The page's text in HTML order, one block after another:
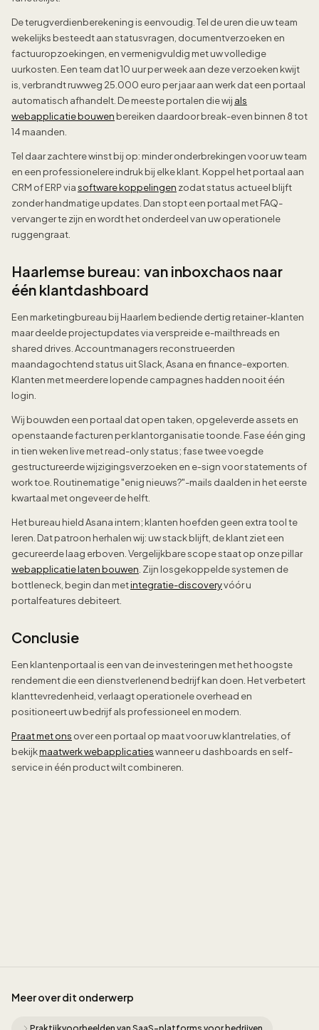
De terugverdienberekening is eenvoudig. Tel de uren die uw team
wekelijks besteedt aan statusvragen, documentverzoeken en
factuuropzoekingen, en vermenigvuldig met uw volledige
uurkosten. Een team dat 10 uur per week aan deze verzoeken kwijt
is, verbrandt ruwweg 25.000 euro per jaar aan werk dat een portaal
automatisch afhandelt. De meeste portalen die wij als
webapplicatie bouwen bereiken daardoor break-even binnen 8 tot
14 maanden.
Tel daar zachtere winst bij op: minder onderbrekingen voor uw team
en een professionelere indruk bij elke klant. Koppel het portaal aan
CRM of ERP viasoftware koppelingen zodat status actueel blijft
zonder handmatige updates. Dan stopt een portaal met FAQ-
vervanger te zijn en wordt het onderdeel van uw operationele
ruggengraat.
Haarlemse bureau: van inboxchaos naar
één klantdashboard
Een marketingbureau bij Haarlem bediende dertig retainer-klanten
maar deelde projectupdates via verspreide e-mailthreads en
shared drives. Accountmanagers reconstrueerden
maandagochtend status uit Slack, Asana en finance-exporten.
Klanten met meerdere lopende campagnes hadden nooit één
login.
Wij bouwden een portaal dat open taken, opgeleverde assets en
openstaande facturen per klantorganisatie toonde. Fase één ging
in tien weken live met read-only status; fase twee voegde
gestructureerde wijzigingsverzoeken en e-sign voor statements of
work toe. Routinematige "enig nieuws?"-mails daalden in het eerste
kwartaal met ongeveer de helft.
Het bureau hield Asana intern; klanten hoefden geen extra tool te
leren. Dat patroon herhalen wij: uw stack blijft, de klant ziet een
gecureerde laag erboven. Vergelijkbare scope staat op onze pillar
webapplicatie laten bouwen. Zijn losgekoppelde systemen de
bottleneck, begin dan metintegratie-discoveryvóór u
portalfeatures debiteert.
Conclusie
Een klantenportaal is een van de investeringen met het hoogste
rendement die een dienstverlenend bedrijf kan doen. Het verbetert
klanttevredenheid, verlaagt operationele overhead en
positioneert uw bedrijf als professioneel en modern.
Praat met ons over een portaal op maat voor uw klantrelaties, of
bekijkmaatwerk webapplicatieswanneer u dashboards en self-
service in één product wilt combineren.
Meer over dit onderwerp